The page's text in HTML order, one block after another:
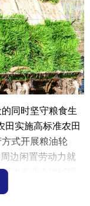
同时坚守粮食生
田实施高标准农田
式开展粮油轮
边闲置劳动力就
边多业态地域经
园里，农户抢抓